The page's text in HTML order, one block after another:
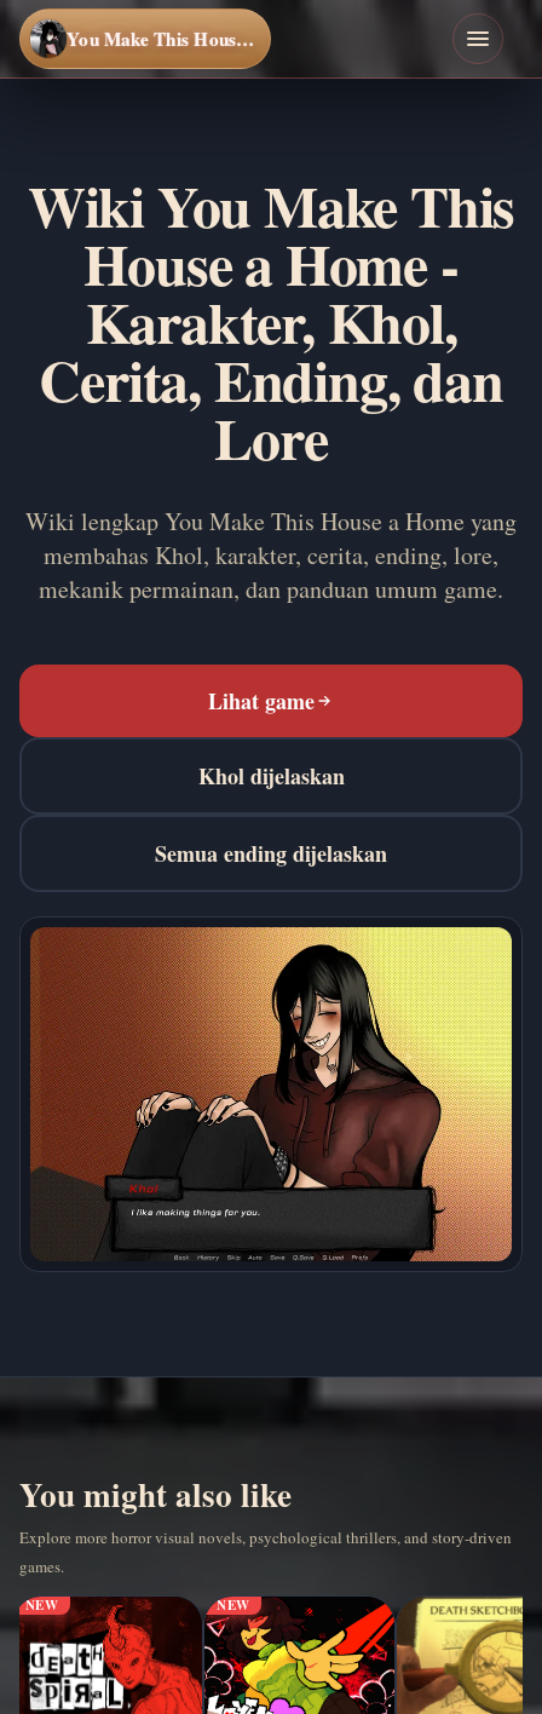
You Make This House a Home
Wiki You Make This
House a Home -
Karakter, Khol,
Cerita, Ending, dan
Lore
Wiki lengkap You Make This House a Home yang
membahas Khol, karakter, cerita, ending, lore,
mekanik permainan, dan panduan umum game.
Lihat game
Khol dijelaskan
Semua ending dijelaskan
You might also like
Explore more horror visual novels, psychological thrillers, and story-driven
games.
NEW NEW